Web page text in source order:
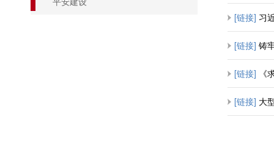
[链接] 习近
[链接] 铸牢
[链接] 《求
[链接] 大